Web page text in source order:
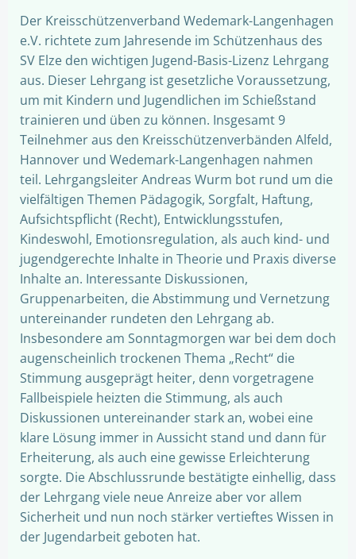
Der Kreisschützenverband Wedemark-Langenhagen
e.V. richtete zum Jahresende im Schützenhaus des
SV Elze den wichtigen Jugend-Basis-Lizenz Lehrgang
aus. Dieser Lehrgang ist gesetzliche Voraussetzung,
um mit Kindern und Jugendlichen im Schießstand
trainieren und üben zu können. Insgesamt 9
Teilnehmer aus den Kreisschützenverbänden Alfeld,
Hannover und Wedemark-Langenhagen nahmen
teil. Lehrgangsleiter Andreas Wurm bot rund um die
vielfältigen Themen Pädagogik, Sorgfalt, Haftung,
Aufsichtspflicht (Recht), Entwicklungsstufen,
Kindeswohl, Emotionsregulation, als auch kind- und
jugendgerechte Inhalte in Theorie und Praxis diverse
Inhalte an. Interessante Diskussionen,
Gruppenarbeiten, die Abstimmung und Vernetzung
untereinander rundeten den Lehrgang ab.
Insbesondere am Sonntagmorgen war bei dem doch
augenscheinlich trockenen Thema „Recht“ die
Stimmung ausgeprägt heiter, denn vorgetragene
Fallbeispiele heizten die Stimmung, als auch
Diskussionen untereinander stark an, wobei eine
klare Lösung immer in Aussicht stand und dann für
Erheiterung, als auch eine gewisse Erleichterung
sorgte. Die Abschlussrunde bestätigte einhellig, dass
der Lehrgang viele neue Anreize aber vor allem
Sicherheit und nun noch stärker vertieftes Wissen in
der Jugendarbeit geboten hat.